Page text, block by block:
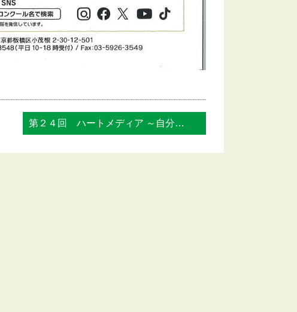
第２４回 ハートメディア ～自分らしく ... »